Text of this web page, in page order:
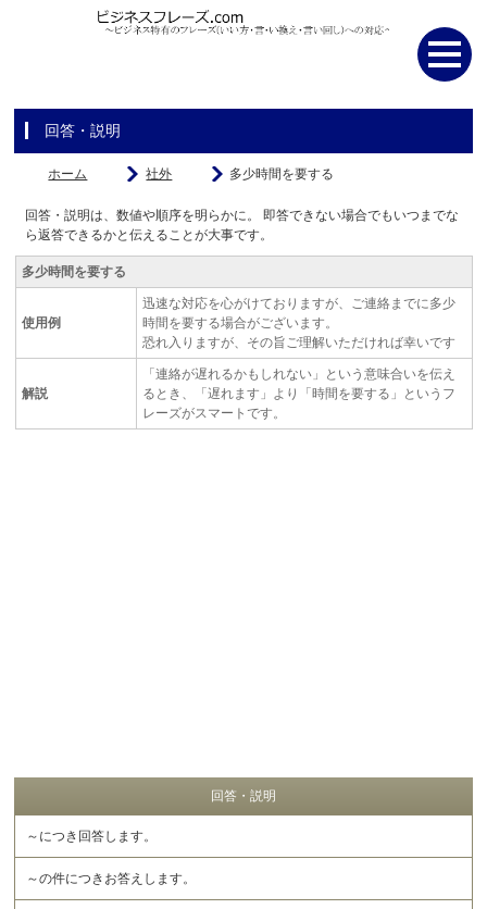
回答・説明
ホーム 社外 多少時間を要する
回答・説明は、数値や順序を明らかに。 即答できない場合でもいつまでな
ら返答できるかと伝えることが大事です。
多少時間を要する
使用例
迅速な対応を心がけておりますが、ご連絡までに多少
時間を要する場合がございます。
恐れ入りますが、その旨ご理解いただければ幸いです
解説
「連絡が遅れるかもしれない」という意味合いを伝え
るとき、「遅れます」より「時間を要する」というフ
レーズがスマートです。
回答・説明
～につき回答します。
～の件につきお答えします。